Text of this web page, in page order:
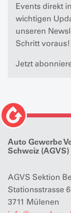
Events direkt
wichtigen
unseren
Schritt voraus!
Jetzt
Auto Gewerbe
Schweiz (AGVS)
AGVS Sektion
Stationsstrasse 6
3711 Mülenen